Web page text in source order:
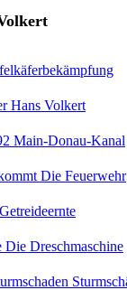
Hans Volkert
Main-Donau-Kanal
Die Feuerwehr
Getreideernte
Die Dreschmaschine